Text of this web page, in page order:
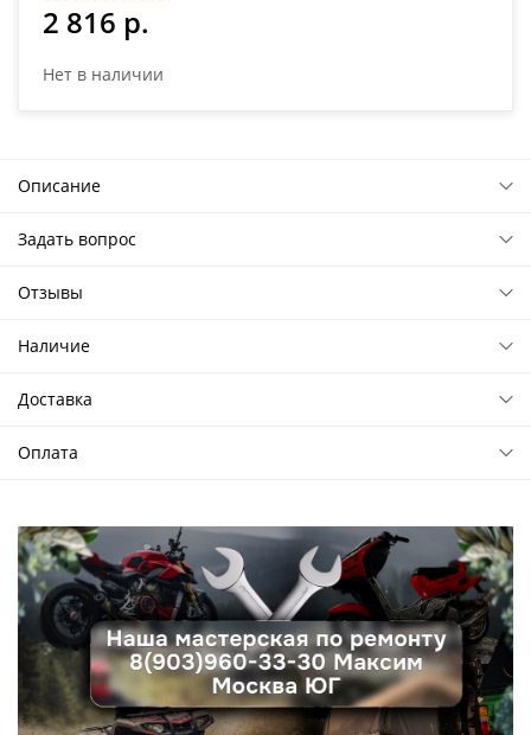
2 816 р.
Нет в наличии
Описание
Задать вопрос
Отзывы
Наличие
Доставка
Оплата